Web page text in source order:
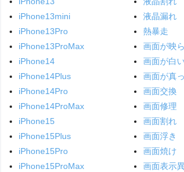
iPhone13mini
iPhone13Pro
iPhone13ProMax
iPhone14
iPhone14Plus
iPhone14Pro
iPhone14ProMax
iPhone15
iPhone15Plus
iPhone15Pro
iPhone15ProMax
液晶漏れ
熱暴走
画面が映
画面が白い
画面が真
画面交換
画面修理
画面割れ
画面浮き
画面焼け
画面表示